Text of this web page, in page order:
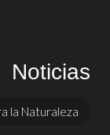
Noticias
la Naturaleza